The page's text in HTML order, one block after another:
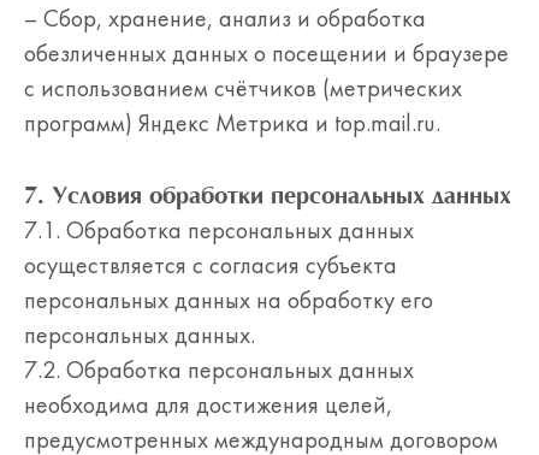
– Сбор, хранение, анализ и обработка
обезличенных данных о посещении и браузере
с использованием счётчиков (метрических
программ) Яндекс Метрика и top.mail.ru.
7. Условия обработки персональных данных
7.1. Обработка персональных данных
осуществляется с согласия субъекта
персональных данных на обработку его
персональных данных.
7.2. Обработка персональных данных
необходима для достижения целей,
предусмотренных международным договором